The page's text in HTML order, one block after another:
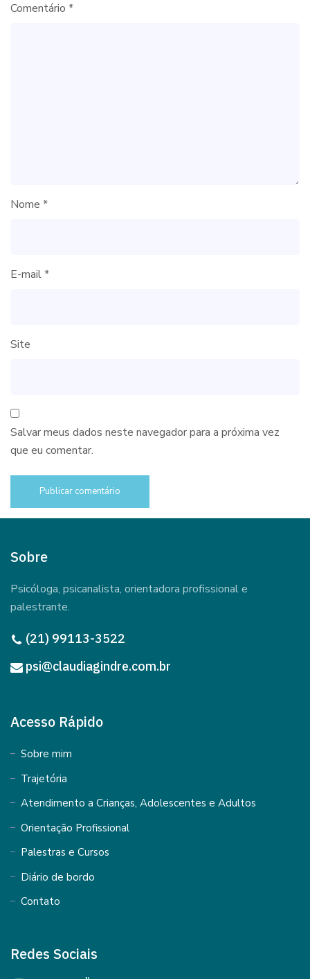
Comentário *
Nome *
E-mail*
Site
Salvar meus dados neste navegador para a próxima vez
que eu comentar.
Sobre
Psicóloga, psicanalista, orientadora profissional e
palestrante.
(21) 99113-3522
psi@claudiagindre.com.br
Acesso Rápido
Sobre mim
Trajetória
Atendimento a Crianças, Adolescentes e Adultos
Orientação Profissional
Palestras e Cursos
Diário de bordo
Contato
Redes Sociais